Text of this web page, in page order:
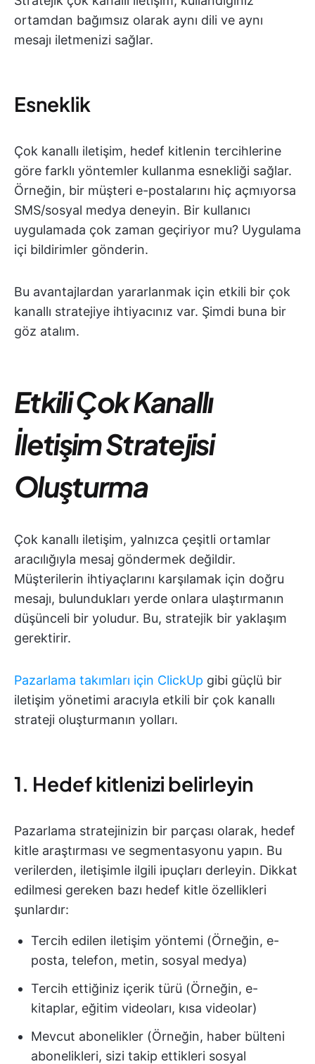
ortamdan bağımsız olarak aynı dili ve aynı
mesajı iletmenizi sağlar.
Esneklik
Çok kanallı iletişim, hedef kitlenin tercihlerine
göre farklı yöntemler kullanma esnekliği sağlar.
Örneğin, bir müşteri e-postalarını hiç açmıyorsa
SMS/sosyal medya deneyin. Bir kullanıcı
uygulamada çok zaman geçiriyor mu? Uygulama
içi bildirimler gönderin.
Bu avantajlardan yararlanmak için etkili bir çok
kanallı stratejiye ihtiyacınız var. Şimdi buna bir
göz atalım.
Etkili Çok Kanallı
İletişim Stratejisi
Oluşturma
Çok kanallı iletişim, yalnızca çeşitli ortamlar
aracılığıyla mesaj göndermek değildir.
Müşterilerin ihtiyaçlarını karşılamak için doğru
mesajı, bulundukları yerde onlara ulaştırmanın
düşünceli bir yoludur. Bu, stratejik bir yaklaşım
gerektirir.
Pazarlama takımları için ClickUp gibi güçlü bir
iletişim yönetimi aracıyla etkili bir çok kanallı
strateji oluşturmanın yolları.
1. Hedef kitlenizi belirleyin
Pazarlama stratejinizin bir parçası olarak, hedef
kitle araştırması ve segmentasyonu yapın. Bu
verilerden, iletişimle ilgili ipuçları derleyin. Dikkat
edilmesi gereken bazı hedef kitle özellikleri
şunlardır:
Tercih edilen iletişim yöntemi (Örneğin, e-
posta, telefon, metin, sosyal medya)
Tercih ettiğiniz içerik türü (Örneğin, e-
kitaplar, eğitim videoları, kısa videolar)
Mevcut abonelikler (Örneğin, haber bülteni
abonelikleri, sizi takip ettikleri sosyal